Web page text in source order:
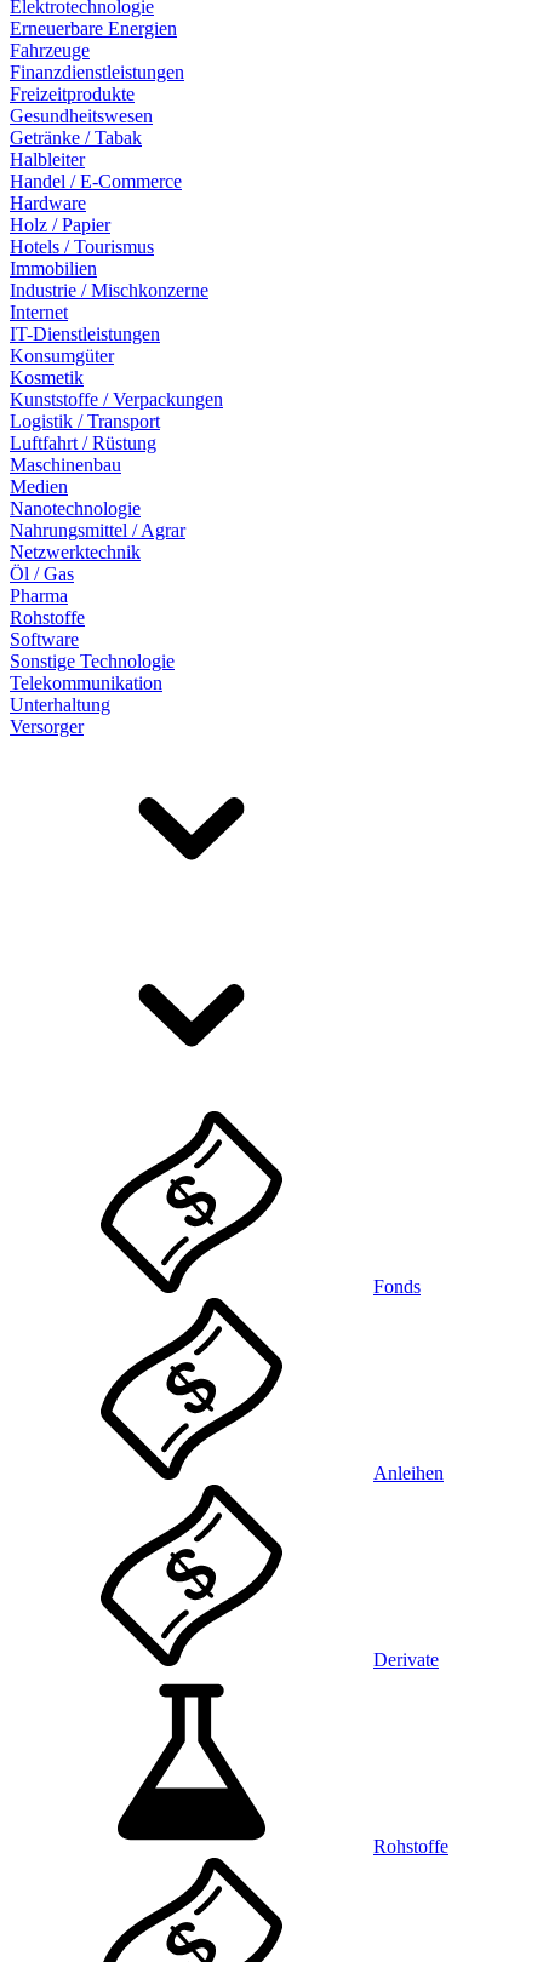
Elektrotechnologie
Erneuerbare Energien
Fahrzeuge
Finanzdienstleistungen
Freizeitprodukte
Gesundheitswesen
Getränke / Tabak
Halbleiter
Handel / E-Commerce
Hardware
Holz / Papier
Hotels / Tourismus
Immobilien
Industrie / Mischkonzerne
Internet
IT-Dienstleistungen
Konsumgüter
Kosmetik
Kunststoffe / Verpackungen
Logistik / Transport
Luftfahrt / Rüstung
Maschinenbau
Medien
Nanotechnologie
Nahrungsmittel / Agrar
Netzwerktechnik
Öl / Gas
Pharma
Rohstoffe
Software
Sonstige Technologie
Telekommunikation
Unterhaltung
Versorger
Fonds
Anleihen
Derivate
Rohstoffe